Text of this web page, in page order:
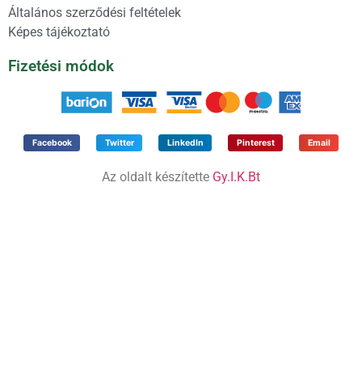
Általános szerződési feltételek
Képes tájékoztató
Fizetési módok
Facebook Twitter LinkedIn Pinterest Email
Az oldalt készítette Gy.I.K.Bt